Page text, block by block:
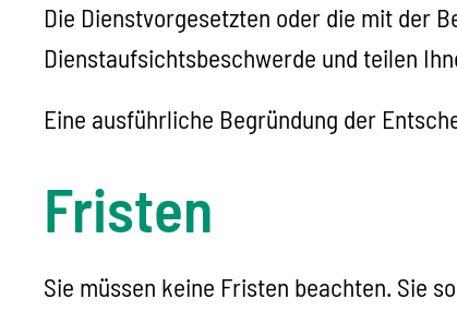
Die Dienstvorgesetzten oder die mit der
Dienstaufsichtsbeschwerde und teilen
Eine ausführliche Begründung der
Fristen
Sie müssen keine Fristen beachten. Sie